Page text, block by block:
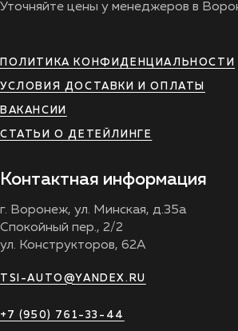
Уточняйте цены у менеджеров в
ПОЛИТИКА КОНФИДЕНЦИАЛЬНОСТИ
УСЛОВИЯ ДОСТАВКИ И ОПЛАТЫ
ВАКАНСИИ
СТАТЬИ О ДЕТЕЙЛИНГЕ
Контактная информация
г. Воронеж, ул. Минская, д.35а
Спокойный пер., 2/2
ул. Конструкторов, 62А
TSI-AUTO@YANDEX.RU
+7 (950) 761-33-44